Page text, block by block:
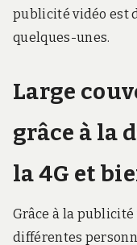
publicité vidéo est
quelques-unes.
Large
grâce à la
la 4G et
Grâce à la
différentes